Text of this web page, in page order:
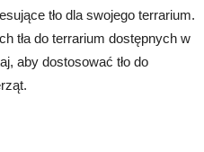
tło dla swojego terrarium.
tła do terrarium dostępnych w
aby dostosować tło do